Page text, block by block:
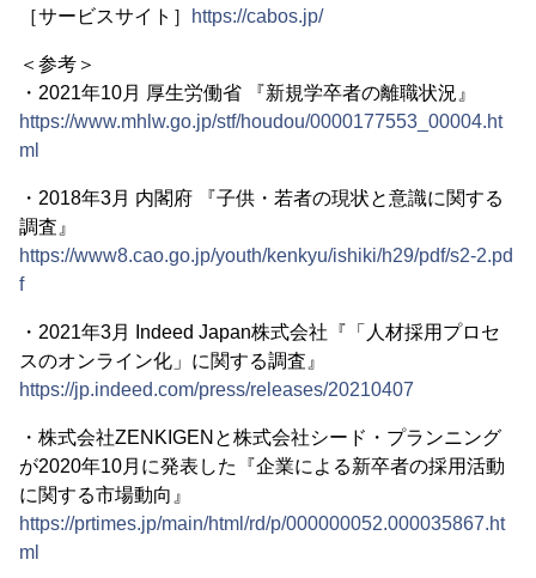
［サービスサイト］
https://cabos.jp/
＜参考＞
・2021年10月 厚生労働省 『新規学卒者の離職状況』
https://www.mhlw.go.jp/stf/houdou/0000177553_00004.ht
ml
・2018年3月 内閣府 『子供・若者の現状と意識に関する
調査』
https://www8.cao.go.jp/youth/kenkyu/ishiki/h29/pdf/s2-2.pd
f
・2021年3月 Indeed Japan株式会社『「人材採用プロセ
スのオンライン化」に関する調査』
https://jp.indeed.com/press/releases/20210407
・株式会社ZENKIGENと株式会社シード・プランニング
が2020年10月に発表した『企業による新卒者の採用活動
に関する市場動向』
https://prtimes.jp/main/html/rd/p/000000052.000035867.ht
ml